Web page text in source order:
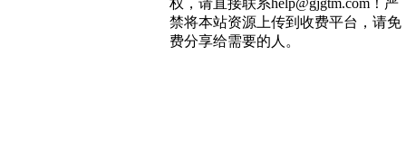
权，请直接联系help@gjgtm.com！严
禁将本站资源上传到收费平台，请免
费分享给需要的人。